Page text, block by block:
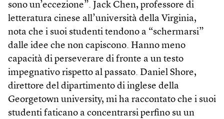
sono un’eccezione”. Jack Chen, professore di
letteratura cinese all’università della Virginia,
nota che i suoi studenti tendono a “schermarsi”
dalle idee che non capiscono. Hanno meno
capacità di perseverare di fronte a un testo
impegnativo rispetto al passato. Daniel Shore,
direttore del dipartimento di inglese della
Georgetown university, mi ha raccontato che i suoi
studenti faticano a concentrarsi perfino su un